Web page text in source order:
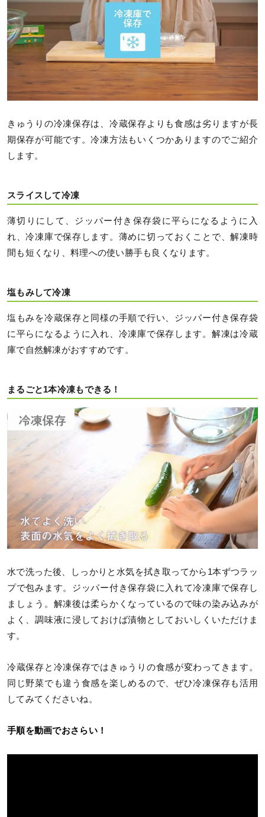
きゅうりの冷凍保存は、冷蔵保存よりも食感は劣りますが長
期保存が可能です。冷凍方法もいくつかありますのでご紹介
します。
スライスして冷凍
薄切りにして、ジッパー付き保存袋に平らになるように入
れ、冷凍庫で保存します。薄めに切っておくことで、解凍時
間も短くなり、料理への使い勝手も良くなります。
塩もみして冷凍
塩もみを冷蔵保存と同様の手順で行い、ジッパー付き保存袋
に平らになるように入れ、冷凍庫で保存します。解凍は冷蔵
庫で自然解凍がおすすめです。
まるごと1本冷凍もできる！
水で洗った後、しっかりと水気を拭き取ってから1本ずつラッ
プで包みます。ジッパー付き保存袋に入れて冷凍庫で保存し
ましょう。解凍後は柔らかくなっているので味の染み込みが
よく、調味液に浸しておけば漬物としておいしくいただけま
す。
冷蔵保存と冷凍保存ではきゅうりの食感が変わってきます。
同じ野菜でも違う食感を楽しめるので、ぜひ冷凍保存も活用
してみてくださいね。
手順を動画でおさらい！